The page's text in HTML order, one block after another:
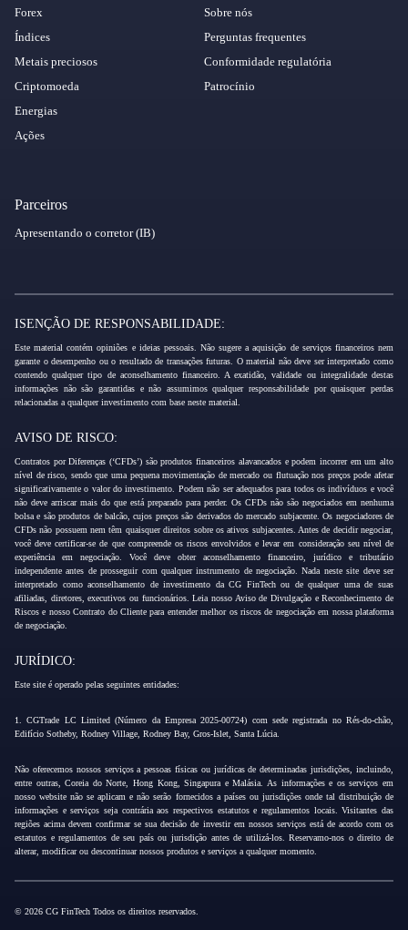
Forex
Índices
Metais preciosos
Criptomoeda
Energias
Ações
Sobre nós
Perguntas frequentes
Conformidade regulatória
Patrocínio
Parceiros
Apresentando o corretor (IB)
ISENÇÃO DE RESPONSABILIDADE:
Este material contém opiniões e ideias pessoais. Não sugere a aquisição de serviços financeiros nem
garante o desempenho ou o resultado de transações futuras. O material não deve ser interpretado como
contendo qualquer tipo de aconselhamento financeiro. A exatidão, validade ou integralidade destas
informações não são garantidas e não assumimos qualquer responsabilidade por quaisquer perdas
relacionadas a qualquer investimento com base neste material.
AVISO DE RISCO:
Contratos por Diferenças (‘CFDs’) são produtos financeiros alavancados e podem incorrer em um alto
nível de risco, sendo que uma pequena movimentação de mercado ou flutuação nos preços pode afetar
significativamente o valor do investimento. Podem não ser adequados para todos os indivíduos e você
não deve arriscar mais do que está preparado para perder. Os CFDs não são negociados em nenhuma
bolsa e são produtos de balcão, cujos preços são derivados do mercado subjacente. Os negociadores de
CFDs não possuem nem têm quaisquer direitos sobre os ativos subjacentes. Antes de decidir negociar,
você deve certificar-se de que compreende os riscos envolvidos e levar em consideração seu nível de
experiência em negociação. Você deve obter aconselhamento financeiro, jurídico e tributário
independente antes de prosseguir com qualquer instrumento de negociação. Nada neste site deve ser
interpretado como aconselhamento de investimento da CG FinTech ou de qualquer uma de suas
afiliadas, diretores, executivos ou funcionários. Leia nosso Aviso de Divulgação e Reconhecimento de
Riscos e nosso Contrato do Cliente para entender melhor os riscos de negociação em nossa plataforma
de negociação.
JURÍDICO:
Este site é operado pelas seguintes entidades:
1. CGTrade LC Limited (Número da Empresa 2025-00724) com sede registrada no Rés-do-chão,
Edifício Sotheby, Rodney Village, Rodney Bay, Gros-Islet, Santa Lúcia.
Não oferecemos nossos serviços a pessoas físicas ou jurídicas de determinadas jurisdições, incluindo,
entre outras, Coreia do Norte, Hong Kong, Singapura e Malásia. As informações e os serviços em
nosso website não se aplicam e não serão fornecidos a países ou jurisdições onde tal distribuição de
informações e serviços seja contrária aos respectivos estatutos e regulamentos locais. Visitantes das
regiões acima devem confirmar se sua decisão de investir em nossos serviços está de acordo com os
estatutos e regulamentos de seu país ou jurisdição antes de utilizá-los. Reservamo-nos o direito de
alterar, modificar ou descontinuar nossos produtos e serviços a qualquer momento.
© 2026 CG FinTech Todos os direitos reservados.